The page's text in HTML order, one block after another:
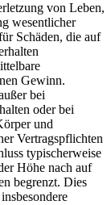
von Leben,
wesentlicher
Schäden, die auf
Gewinn.
bei
oder bei
und
Vertragspflichten
typischerweise
Höhe nach auf
begrenzt. Dies